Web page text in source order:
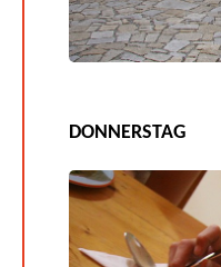
DONNERSTAG